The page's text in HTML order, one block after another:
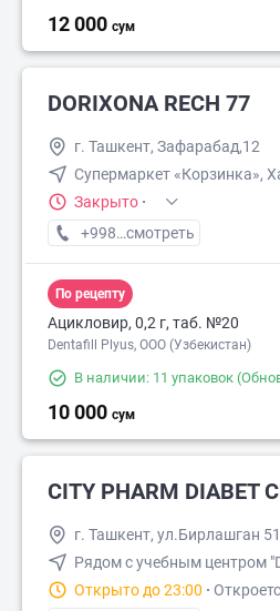
12 000 сум
DORIXONA RECH 77
г. Ташкент, Зафарабад,12
Супермаркет «Корзинка»,
Закрыто ·
+998 (99) XXX-XX-XX
смотреть
По рецепту
Ацикловир, 0,2 г, таб. №20
Dentafill Plyus, ООО (Узбекистан)
В наличии: 11 упаковок
10 000 сум
CITY PHARM DIABET
г. Ташкент, ул.Бирлашган
Рядом с учебным центром
Открыто до 23:00 ·